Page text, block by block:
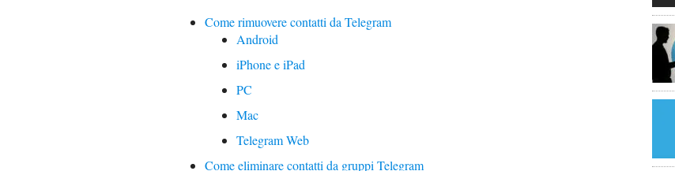
Come rimuovere contatti da Telegram
Android
iPhone e iPad
PC
Mac
Telegram Web
Come eliminare contatti da gruppi Telegram